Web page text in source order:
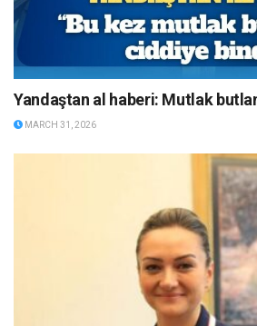
Yandaştan al haberi: Mutlak
MARCH 31, 2026